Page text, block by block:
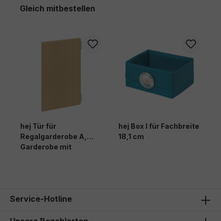
Produktgalerie überspringen
Gleich mitbestellen
hej Tür für
Regalgarderobe A,
Garderobe mit
hej Box I für Fachbreite
18,1 cm
Service-Hotline